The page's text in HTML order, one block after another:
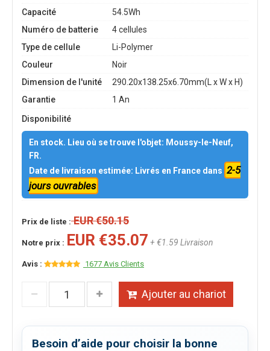
Capacité
54.5Wh
Numéro de batterie
4 cellules
Type de cellule
Li-Polymer
Couleur
Noir
Dimension de l'unité
290.20x138.25x6.70mm(L x W x H)
Garantie
1 An
Disponibilité
En stock. Lieu où se trouve l'objet: Moussy-le-Neuf,
FR.
Date de livraison estimée: Livrés en France dans 2-5
jours ouvrables
Prix de liste :EUR €50.15
Notre prix : EUR €35.07 + €1.59 Livraison
Avis : 1677 Avis Clients
Ajouter au chariot
Besoin d’aide pour choisir la bonne